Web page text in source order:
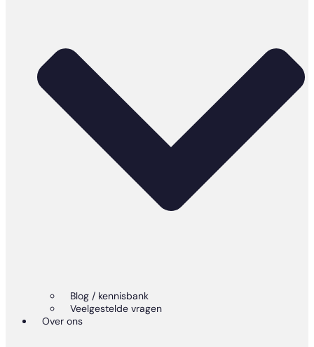
Blog / kennisbank
Veelgestelde vragen
Over ons